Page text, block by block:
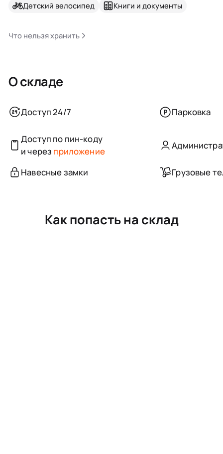
Детский велосипед
Книги и документы
Что нельзя хранить
О складе
Доступ 24/7 Парковка
Доступ по пин-коду
и через приложение
Навесные замки Грузовые
Как попасть на склад